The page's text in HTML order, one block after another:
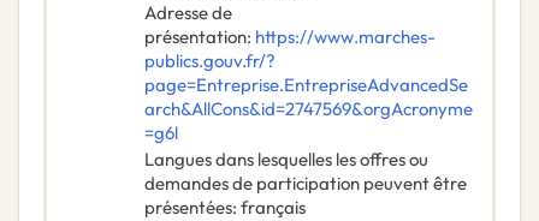
Adresse de
présentation: https://www.marches-
publics.gouv.fr/?
page=Entreprise.EntrepriseAdvancedSe
arch&AllCons&id=2747569&orgAcronyme
=g6l
Langues dans lesquelles les offres ou
demandes de participation peuvent être
présentées: français